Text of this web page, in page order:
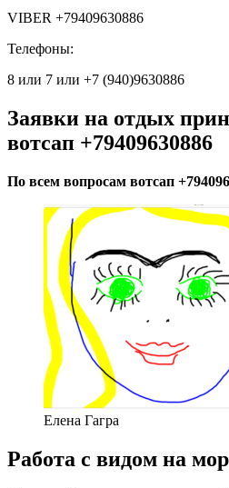
VIBER +79409630886
Телефоны:
8 или 7 или +7 (940)9630886
Заявки на отдых
вотсап +79409630886
По всем вопросам вотсап
Елена Гагра
Работа с видом на